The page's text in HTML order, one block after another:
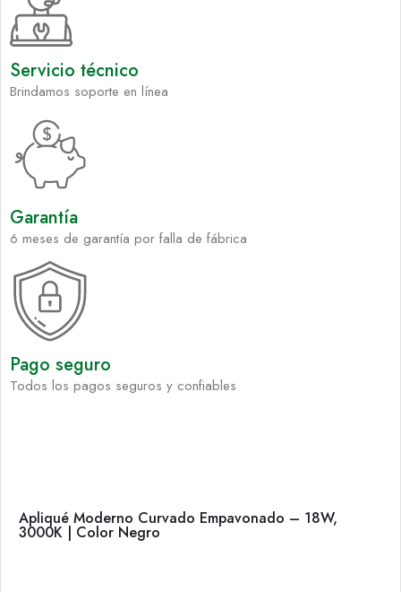
Servicio técnico
Brindamos soporte en línea
Garantía
6 meses de garantía por falla de fábrica
Pago seguro
Todos los pagos seguros y confiables
Apliqué Moderno Curvado Empavonado – 18W,
3000K | Color Negro